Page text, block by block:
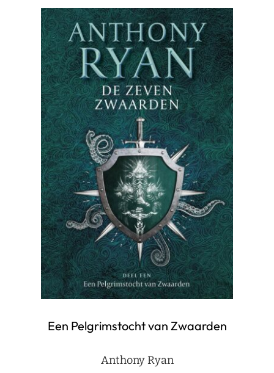
Een Pelgrimstocht van Zwaarden
Anthony Ryan